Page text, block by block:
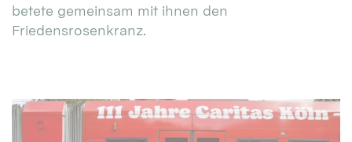
betete gemeinsam mit ihnen den
Friedensrosenkranz.